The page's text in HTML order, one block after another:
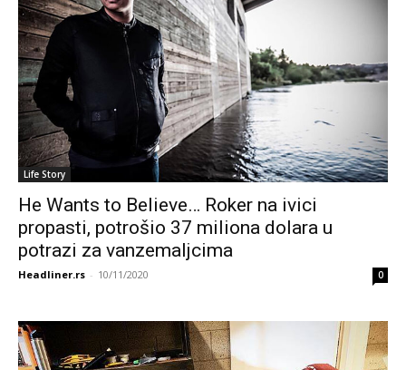
Life Story
He Wants to Believe… Roker na ivici
propasti, potrošio 37 miliona dolara u
potrazi za vanzemaljcima
Headliner.rs - 10/11/2020 0